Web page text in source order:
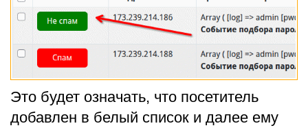
Это будет означать, что посетитель
добавлен в белый список и далее ему